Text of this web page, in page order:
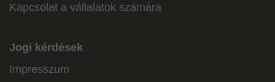
Kapcsolat a vállalatok számára
Jogi kérdések
Impresszum